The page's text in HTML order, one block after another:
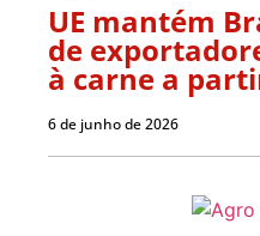
UE mantém
de
à carne a
6 de junho de 2026